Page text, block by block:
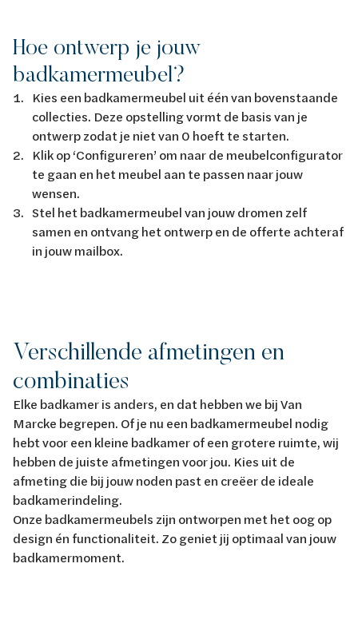
Hoe ontwerp je jouw
badkamermeubel?
Kies een badkamermeubel uit één van bovenstaande
collecties. Deze opstelling vormt de basis van je
ontwerp zodat je niet van 0 hoeft te starten.
Klik op ‘Configureren’ om naar de meubelconfigurator
te gaan en het meubel aan te passen naar jouw
wensen.
Stel het badkamermeubel van jouw dromen zelf
samen en ontvang het ontwerp en de offerte achteraf
in jouw mailbox.
Verschillende afmetingen en
combinaties
Elke badkamer is anders, en dat hebben we bij Van
Marcke begrepen. Of je nu een badkamermeubel nodig
hebt voor een kleine badkamer of een grotere ruimte, wij
hebben de juiste afmetingen voor jou. Kies uit de
afmeting die bij jouw noden past en creëer de ideale
badkamerindeling.
Onze badkamermeubels zijn ontworpen met het oog op
design én functionaliteit. Zo geniet jij optimaal van jouw
badkamermoment.